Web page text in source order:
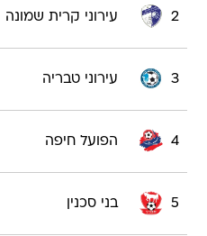
2 עירוני קרית שמונה
3 עירוני טבריה
4 הפועל חיפה
5 בני סכנין